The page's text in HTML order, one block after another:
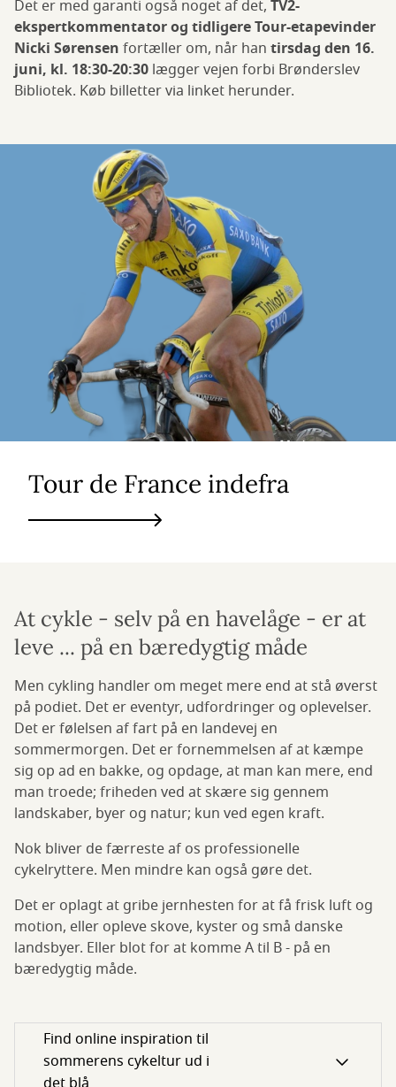
Det er med garanti også noget af det, TV2-
ekspertkommentator og tidligere Tour-etapevinder
Nicki Sørensen fortæller om, når han tirsdag den 16.
juni, kl. 18:30-20:30 lægger vejen forbi Brønderslev
Bibliotek. Køb billetter via linket herunder.
Tour de France indefra
At cykle - selv på en havelåge - er at
leve ... på en bæredygtig måde
Men cykling handler om meget mere end at stå øverst
på podiet. Det er eventyr, udfordringer og oplevelser.
Det er følelsen af fart på en landevej en
sommermorgen. Det er fornemmelsen af at kæmpe
sig op ad en bakke, og opdage, at man kan mere, end
man troede; friheden ved at skære sig gennem
landskaber, byer og natur; kun ved egen kraft.
Nok bliver de færreste af os professionelle
cykelryttere. Men mindre kan også gøre det.
Det er oplagt at gribe jernhesten for at få frisk luft og
motion, eller opleve skove, kyster og små danske
landsbyer. Eller blot for at komme A til B - på en
bæredygtig måde.
Find online inspiration til
sommerens cykeltur ud i